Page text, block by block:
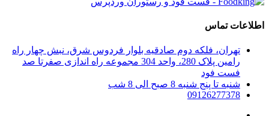
اطلاعات تماس
تهران، فلکه دوم صادقیه بلوار فردوس شرق، نبش چهار راه
رامین پلاک 280، واحد 304 مجموعه راه اندازی صفرتا صد
فست فود
شنبه تا پنج شنبه 8 صبح الی 8 شب
09126277378